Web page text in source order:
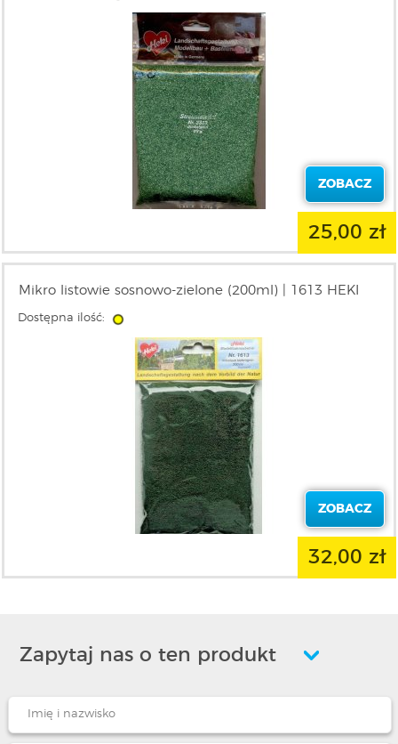
ZOBACZ
25,00 zł
Mikro listowie sosnowo-zielone (200ml) | 1613 HEKI
Dostępna ilość:
ZOBACZ
32,00 zł
Zapytaj nas o ten produkt